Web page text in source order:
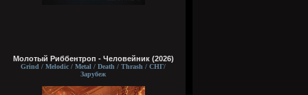
Молотый Риббентроп - Человейник (2026)
Grind / Melodic / Metal / Death / Thrash / СНГ/
Зарубеж